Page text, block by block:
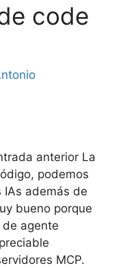
code
anterior La
podemos
además de
bueno porque
agente
MCP.